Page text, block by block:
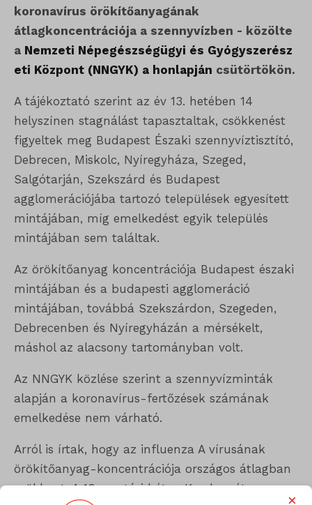
koronavírus örökítőanyagának
átlagkoncentrációja a szennyvízben - közölte
a Nemzeti Népegészségügyi és Gyógyszerész
eti Központ (NNGYK) a honlapján csütörtökön.
A tájékoztató szerint az év 13. hetében 14
helyszínen stagnálást tapasztaltak, csökkenést
figyeltek meg Budapest Északi szennyvíztisztító,
Debrecen, Miskolc, Nyíregyháza, Szeged,
Salgótarján, Szekszárd és Budapest
agglomerációjába tartozó települések egyesített
mintájában, míg emelkedést egyik település
mintájában sem találtak.
Az örökítőanyag koncentrációja Budapest északi
mintájában és a budapesti agglomeráció
mintájában, továbbá Szekszárdon, Szegeden,
Debrecenben és Nyíregyházán a mérsékelt,
máshol az alacsony tartományban volt.
Az NNGYK közlése szerint a szennyvízminták
alapján a koronavírus-fertőzések számának
emelkedése nem várható.
Arról is írtak, hogy az influenza A vírusának
örökítőanyag-koncentrációja országos átlagban
csökkent. A 13. naptári héten Kecskeméten,
×